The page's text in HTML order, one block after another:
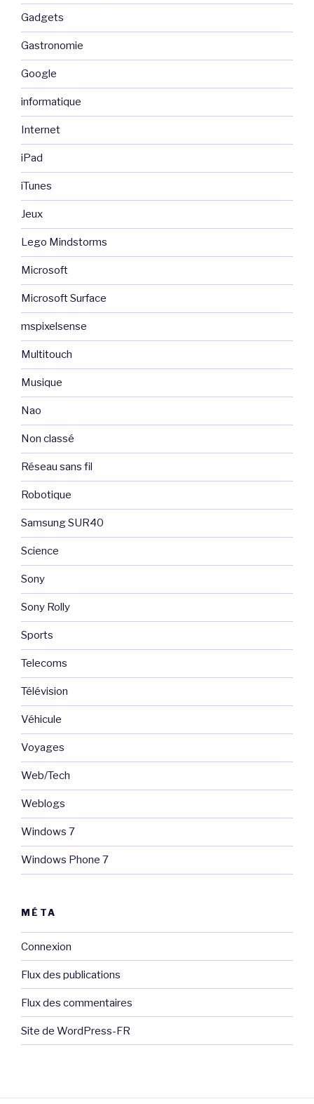
Gadgets
Gastronomie
Google
informatique
Internet
iPad
iTunes
Jeux
Lego Mindstorms
Microsoft
Microsoft Surface
mspixelsense
Multitouch
Musique
Nao
Non classé
Réseau sans fil
Robotique
Samsung SUR40
Science
Sony
Sony Rolly
Sports
Telecoms
Télévision
Véhicule
Voyages
Web/Tech
Weblogs
Windows 7
Windows Phone 7
MÉTA
Connexion
Flux des publications
Flux des commentaires
Site de WordPress-FR